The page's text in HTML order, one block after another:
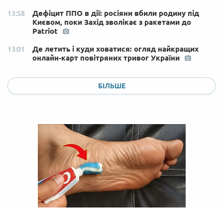
13:58
Дефіцит ППО в дії: росіяни вбили родину під
Києвом, поки Захід зволікає з ракетами до
Patriot
13:01
Де летить і куди ховатися: огляд найкращих
онлайн-карт повітряних тривог України
БІЛЬШЕ